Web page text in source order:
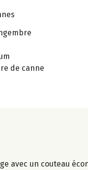
de canne
avec un couteau